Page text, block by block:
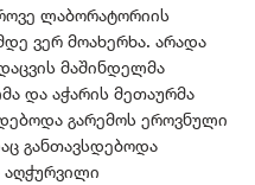
ლაბორატორიის
ვერ მოახერხა. არადა
მაშინდელმა
და აჭარის მეთაურმა
გარემოს ეროვნული
განთავსდებოდა